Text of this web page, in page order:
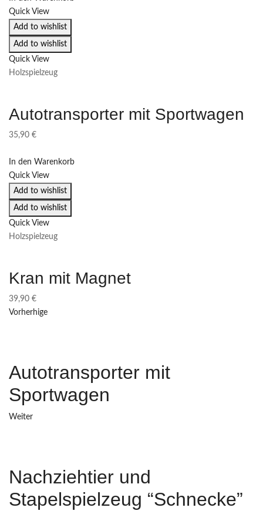
Quick View
Add to wishlist
Add to wishlist
Quick View
Holzspielzeug
Autotransporter mit Sportwagen
35,90 €
In den Warenkorb
Quick View
Add to wishlist
Add to wishlist
Quick View
Holzspielzeug
Kran mit Magnet
39,90 €
Vorherhige
Autotransporter mit
Sportwagen
Weiter
Nachziehtier und
Stapelspielzeug “Schnecke”